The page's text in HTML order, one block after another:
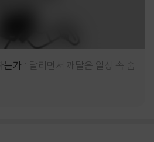
는가
달리면서 깨달은 일상 속 숨